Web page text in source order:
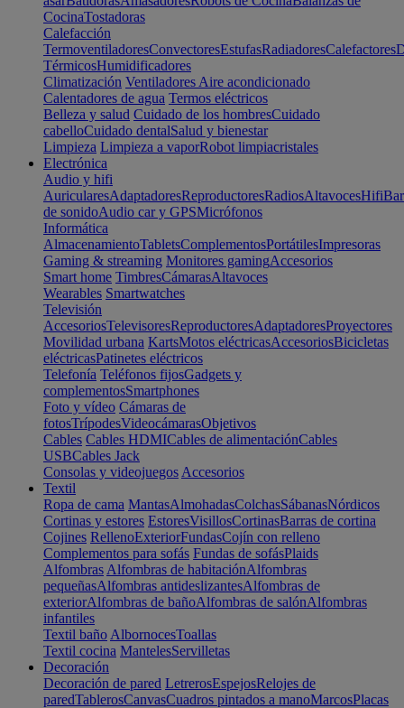
CocinaTostadoras
Calefacción
TermoventiladoresConvectoresEstufasRadiadoresCalefactores
TérmicosHumidificadores
Climatización Ventiladores Aire acondicionado
Calentadores de agua Termos eléctricos
Belleza y salud Cuidado de los hombresCuidado
cabelloCuidado dentalSalud y bienestar
Limpieza Limpieza a vaporRobot limpiacristales
Electrónica
Audio y hifi
AuricularesAdaptadoresReproductoresRadiosAltavocesHifi
de sonidoAudio car y GPSMicrófonos
Informática
AlmacenamientoTabletsComplementosPortátilesImpresoras
Gaming & streaming Monitores gamingAccesorios
Smart home TimbresCámarasAltavoces
Wearables Smartwatches
Televisión
AccesoriosTelevisoresReproductoresAdaptadoresProyectores
Movilidad urbana KartsMotos eléctricasAccesoriosBicicletas
eléctricasPatinetes eléctricos
Telefonía Teléfonos fijosGadgets y
complementosSmartphones
Foto y vídeo Cámaras de
fotosTrípodesVideocámarasObjetivos
Cables Cables HDMICables de alimentaciónCables
USBCables Jack
Consolas y videojuegos Accesorios
Textil
Ropa de cama MantasAlmohadasColchasSábanasNórdicos
Cortinas y estores EstoresVisillosCortinasBarras de cortina
Cojines RellenoExteriorFundasCojín con relleno
Complementos para sofás Fundas de sofásPlaids
Alfombras Alfombras de habitaciónAlfombras
pequeñasAlfombras antideslizantesAlfombras de
exteriorAlfombras de bañoAlfombras de salónAlfombras
infantiles
Textil baño AlbornocesToallas
Textil cocina MantelesServilletas
Decoración
Decoración de pared LetrerosEspejosRelojes de
paredTablerosCanvasCuadros pintados a manoMarcosPlacas